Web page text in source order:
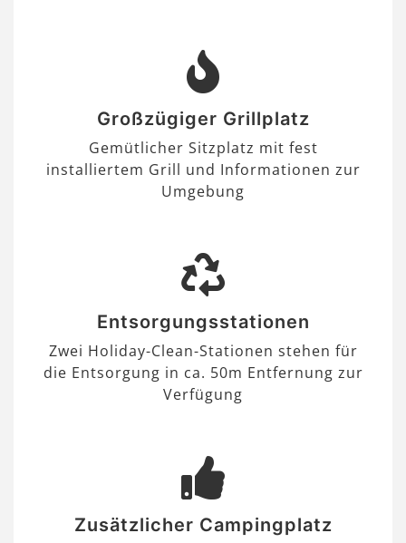
Großzügiger Grillplatz
Gemütlicher Sitzplatz mit fest
installiertem Grill und Informationen zur
Umgebung
Entsorgungsstationen
Zwei Holiday-Clean-Stationen stehen für
die Entsorgung in ca. 50m Entfernung zur
Verfügung
Zusätzlicher Campingplatz